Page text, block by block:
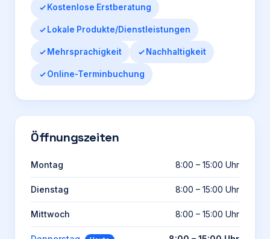
Kostenlose Erstberatung
Lokale Produkte/Dienstleistungen
Mehrsprachigkeit Nachhaltigkeit
Online-Terminbuchung
Öffnungszeiten
Montag 8:00 – 15:00 Uhr
Dienstag 8:00 – 15:00 Uhr
Mittwoch 8:00 – 15:00 Uhr